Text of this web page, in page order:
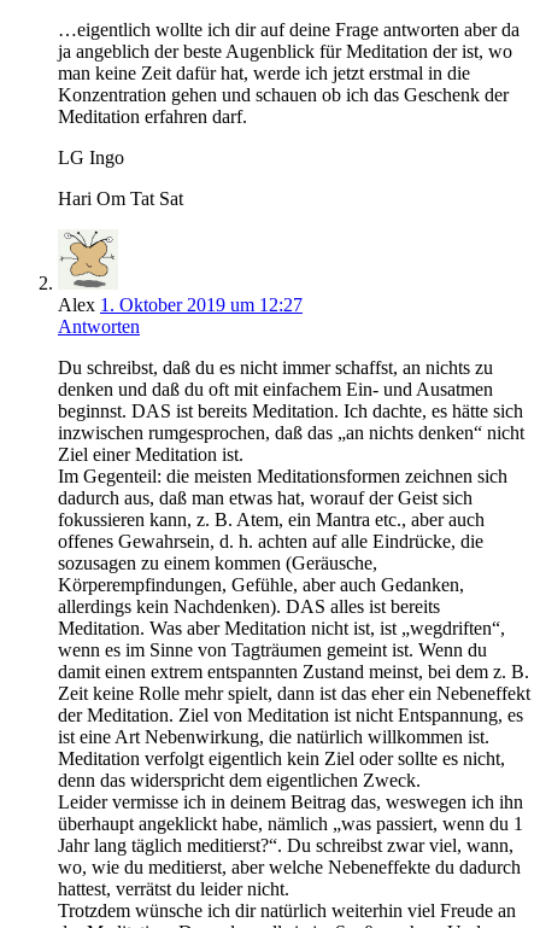
…eigentlich wollte ich dir auf deine Frage antworten aber da
ja angeblich der beste Augenblick für Meditation der ist, wo
man keine Zeit dafür hat, werde ich jetzt erstmal in die
Konzentration gehen und schauen ob ich das Geschenk der
Meditation erfahren darf.
LG Ingo
Hari Om Tat Sat
Alex 1. Oktober 2019 um 12:27
Antworten
Du schreibst, daß du es nicht immer schaffst, an nichts zu
denken und daß du oft mit einfachem Ein- und Ausatmen
beginnst. DAS ist bereits Meditation. Ich dachte, es hätte sich
inzwischen rumgesprochen, daß das „an nichts denken“ nicht
Ziel einer Meditation ist.
Im Gegenteil: die meisten Meditationsformen zeichnen sich
dadurch aus, daß man etwas hat, worauf der Geist sich
fokussieren kann, z. B. Atem, ein Mantra etc., aber auch
offenes Gewahrsein, d. h. achten auf alle Eindrücke, die
sozusagen zu einem kommen (Geräusche,
Körperempfindungen, Gefühle, aber auch Gedanken,
allerdings kein Nachdenken). DAS alles ist bereits
Meditation. Was aber Meditation nicht ist, ist „wegdriften“,
wenn es im Sinne von Tagträumen gemeint ist. Wenn du
damit einen extrem entspannten Zustand meinst, bei dem z. B.
Zeit keine Rolle mehr spielt, dann ist das eher ein Nebeneffekt
der Meditation. Ziel von Meditation ist nicht Entspannung, es
ist eine Art Nebenwirkung, die natürlich willkommen ist.
Meditation verfolgt eigentlich kein Ziel oder sollte es nicht,
denn das widerspricht dem eigentlichen Zweck.
Leider vermisse ich in deinem Beitrag das, weswegen ich ihn
überhaupt angeklickt habe, nämlich „was passiert, wenn du 1
Jahr lang täglich meditierst?“. Du schreibst zwar viel, wann,
wo, wie du meditierst, aber welche Nebeneffekte du dadurch
hattest, verrätst du leider nicht.
Trotzdem wünsche ich dir natürlich weiterhin viel Freude an